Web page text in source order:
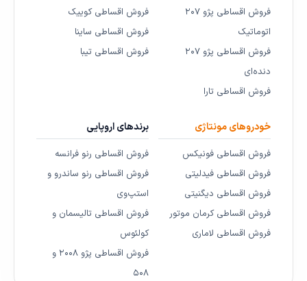
فروش اقساطی پژو ۲۰۷
اتوماتیک
فروش اقساطی پژو ۲۰۷
دنده‌ای
فروش اقساطی تارا
فروش اقساطی کوییک
فروش اقساطی ساینا
فروش اقساطی تیبا
خودروهای مونتاژی
فروش اقساطی فونیکس
فروش اقساطی فیدلیتی
فروش اقساطی دیگنیتی
فروش اقساطی کرمان موتور
فروش اقساطی لاماری
برندهای اروپایی
فروش اقساطی رنو فرانسه
فروش اقساطی رنو ساندرو و
استپ‌وی
فروش اقساطی تالیسمان و
کولئوس
فروش اقساطی پژو ۲۰۰۸ و
۵۰۸